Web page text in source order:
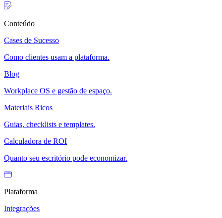
Conteúdo
Cases de Sucesso
Como clientes usam a plataforma.
Blog
Workplace OS e gestão de espaço.
Materiais Ricos
Guias, checklists e templates.
Calculadora de ROI
Quanto seu escritório pode economizar.
Plataforma
Integrações